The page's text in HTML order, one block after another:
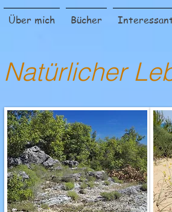
Über mich Bücher
Natürlicher
Tortuga